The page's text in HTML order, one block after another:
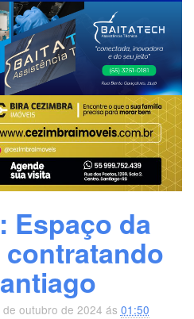
Espaço da
contratando
outubro de 2024 ás 01:50